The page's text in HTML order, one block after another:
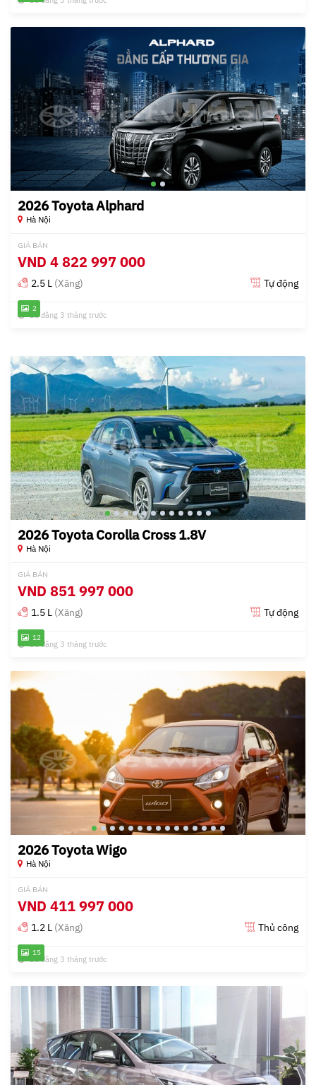
2
2026 Toyota Alphard
Hà Nội
GIÁ BÁN
VND 4 822 997 000
2.5 L (Xăng) Tự động
Đã đăng 3 tháng trước
12
2026 Toyota Corolla Cross 1.8V
Hà Nội
GIÁ BÁN
VND 851 997 000
1.5 L (Xăng) Tự động
Đã đăng 3 tháng trước
15
2026 Toyota Wigo
Hà Nội
GIÁ BÁN
VND 411 997 000
1.2 L (Xăng) Thủ công
Đã đăng 3 tháng trước